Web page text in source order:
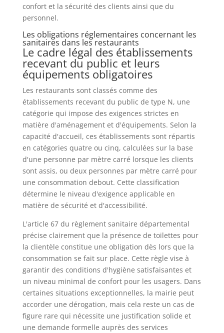
confort et la sécurité des clients ainsi que du
personnel.
Les obligations réglementaires concernant les
sanitaires dans les restaurants
Le cadre légal des établissements
recevant du public et leurs
équipements obligatoires
Les restaurants sont classés comme des
établissements recevant du public de type N, une
catégorie qui impose des exigences strictes en
matière d'aménagement et d'équipements. Selon la
capacité d'accueil, ces établissements sont répartis
en catégories quatre ou cinq, calculées sur la base
d'une personne par mètre carré lorsque les clients
sont assis, ou deux personnes par mètre carré pour
une consommation debout. Cette classification
détermine le niveau d'exigence applicable en
matière de sécurité et d'accessibilité.
L'article 67 du règlement sanitaire départemental
précise clairement que la présence de toilettes pour
la clientèle constitue une obligation dès lors que la
consommation se fait sur place. Cette règle vise à
garantir des conditions d'hygiène satisfaisantes et
un niveau minimal de confort pour les usagers. Dans
certaines situations exceptionnelles, la mairie peut
accorder une dérogation, mais cela reste un cas de
figure rare qui nécessite une justification solide et
une demande formelle auprès des services